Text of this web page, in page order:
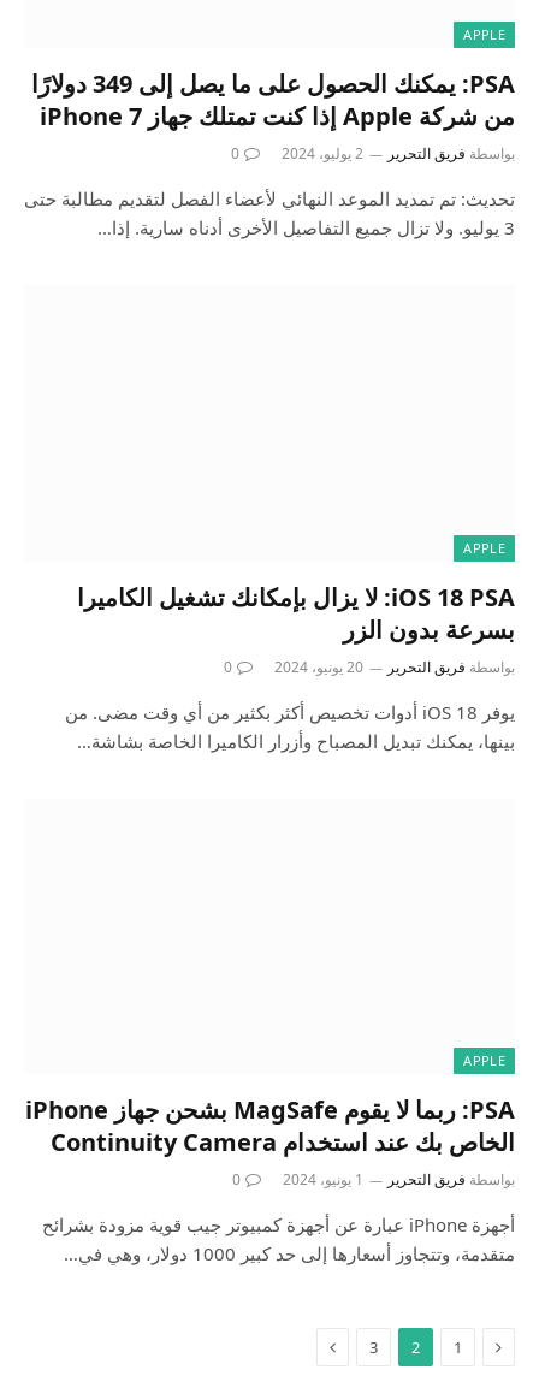
APPLE
PSA: يمكنك الحصول على ما يصل إلى 349 دولارًا
من شركة Apple إذا كنت تمتلك جهاز iPhone 7
بواسطة فريق التحرير 2 يوليو، 2024 0
تحديث: تم تمديد الموعد النهائي لأعضاء الفصل لتقديم مطالبة حتى
3 يوليو. ولا تزال جميع التفاصيل الأخرى أدناه سارية. إذا…
APPLE
iOS 18 PSA: لا يزال بإمكانك تشغيل الكاميرا
بسرعة بدون الزر
بواسطة فريق التحرير 20 يونيو، 2024 0
يوفر iOS 18 أدوات تخصيص أكثر بكثير من أي وقت مضى. من
بينها، يمكنك تبديل المصباح وأزرار الكاميرا الخاصة بشاشة…
APPLE
PSA: ربما لا يقوم MagSafe بشحن جهاز iPhone
الخاص بك عند استخدام Continuity Camera
بواسطة فريق التحرير 1 يونيو، 2024 0
أجهزة iPhone عبارة عن أجهزة كمبيوتر جيب قوية مزودة بشرائح
متقدمة، وتتجاوز أسعارها إلى حد كبير 1000 دولار، وهي في…
1
2
3